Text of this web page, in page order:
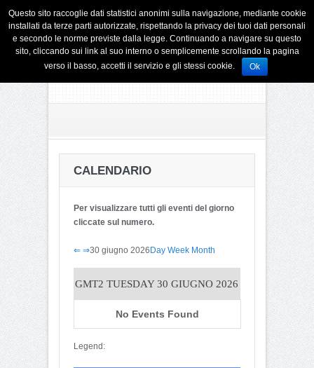
CALENDARIO
Per visualizzare tutti gli eventi del giorno
cliccate sul numero.
⇐ ⇒30 giugno 2026Day Week Month
GMT2 TUESDAY 30 GIUGNO 2026
No Events Found
Legend:
Questo sito raccoglie dati statistici anonimi sulla navigazione, mediante cookie
installati da terze parti autorizzate, rispettando la privacy dei tuoi dati personali
e secondo le norme previste dalla legge. Continuando a navigare su questo
sito, cliccando sui link al suo interno o semplicemente scrollando la pagina
verso il basso, accetti il servizio e gli stessi cookie.
Ok